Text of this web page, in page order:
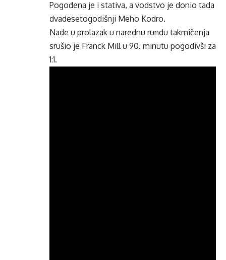
Pogođena je i stativa, a vodstvo je donio tada
dvadesetogodišnji Meho Kodro.
Nade u prolazak u narednu rundu takmičenja
srušio je Franck Mill u 90. minutu pogodivši za
1:1.